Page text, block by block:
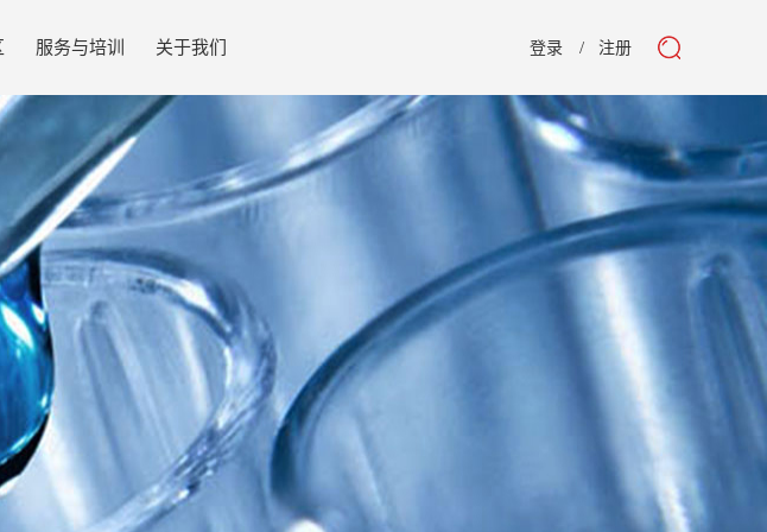
登录 注册
服务与培训 关于我们